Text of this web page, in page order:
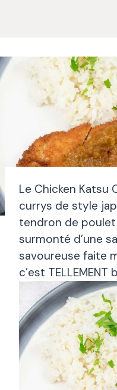
Le Chicken Katsu
currys de style
tendron de
surmonté d’une
savoureuse faite
c’est TELLEMENT